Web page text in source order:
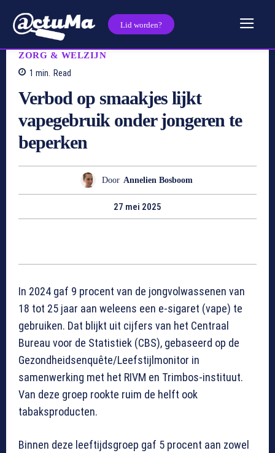
Lid worden?
ZORG & WELZIJN
1 min. Read
Verbod op smaakjes lijkt
vapegebruik onder jongeren te
beperken
Door Annelien Bosboom
27 mei 2025
In 2024 gaf 9 procent van de jongvolwassenen van
18 tot 25 jaar aan weleens een e-sigaret (vape) te
gebruiken. Dat blijkt uit cijfers van het Centraal
Bureau voor de Statistiek (CBS), gebaseerd op de
Gezondheidsenquête/Leefstijlmonitor in
samenwerking met het RIVM en Trimbos-instituut.
Van deze groep rookte ruim de helft ook
tabaksproducten.
Binnen deze leeftijdsgroep gaf 5 procent aan zowel